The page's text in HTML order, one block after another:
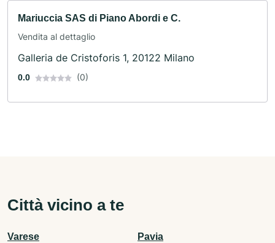
Mariuccia SAS di Piano Abordi e C.
Vendita al dettaglio
Galleria de Cristoforis 1, 20122 Milano
0.0 (0)
Città vicino a te
Varese Pavia